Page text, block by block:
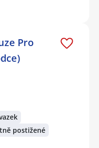
Pro
postižené